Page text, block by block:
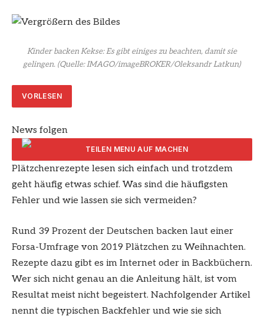
Kinder backen Kekse: Es gibt einiges zu beachten, damit sie
gelingen. (Quelle: IMAGO/imageBROKER/Oleksandr Latkun)
VORLESEN
News folgen
ARTIKEL TEILEN
Plätzchenrezepte lesen sich einfach und trotzdem
geht häufig etwas schief. Was sind die häufigsten
Fehler und wie lassen sie sich vermeiden?
Rund 39 Prozent der Deutschen backen laut einer
Forsa-Umfrage von 2019 Plätzchen zu Weihnachten.
Rezepte dazu gibt es im Internet oder in Backbüchern.
Wer sich nicht genau an die Anleitung hält, ist vom
Resultat meist nicht begeistert. Nachfolgender Artikel
nennt die typischen Backfehler und wie sie sich